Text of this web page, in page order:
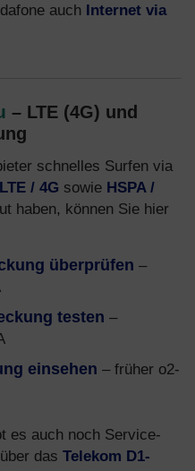
auch Internet via
– LTE (4G) und
schnelles Surfen via
LTE / 4G sowie HSPA /
haben, können Sie hier
überprüfen –
testen –
einsehen – früher o2-
es auch noch Service-
das Telekom D1-